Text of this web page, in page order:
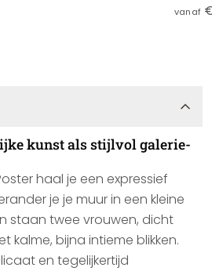
vanaf
kunst als stijlvol galerie-
haal je een expressief
je je muur in een kleine
staan twee vrouwen, dicht
kalme, bijna intieme blikken.
en tegelijkertijd